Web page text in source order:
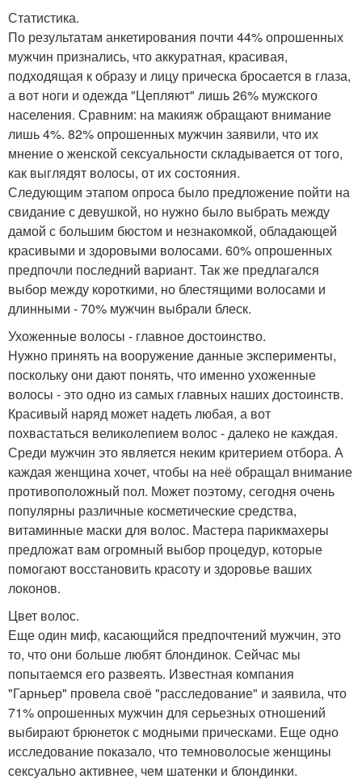
Статистика.
По результатам анкетирования почти 44% опрошенных
мужчин признались, что аккуратная, красивая,
подходящая к образу и лицу прическа бросается в глаза,
а вот ноги и одежда "Цепляют" лишь 26% мужского
населения. Сравним: на макияж обращают внимание
лишь 4%. 82% опрошенных мужчин заявили, что их
мнение о женской сексуальности складывается от того,
как выглядят волосы, от их состояния.
Следующим этапом опроса было предложение пойти на
свидание с девушкой, но нужно было выбрать между
дамой с большим бюстом и незнакомкой, обладающей
красивыми и здоровыми волосами. 60% опрошенных
предпочли последний вариант. Так же предлагался
выбор между короткими, но блестящими волосами и
длинными - 70% мужчин выбрали блеск.
Ухоженные волосы - главное достоинство.
Нужно принять на вооружение данные эксперименты,
поскольку они дают понять, что именно ухоженные
волосы - это одно из самых главных наших достоинств.
Красивый наряд может надеть любая, а вот
похвастаться великолепием волос - далеко не каждая.
Среди мужчин это является неким критерием отбора. А
каждая женщина хочет, чтобы на неё обращал внимание
противоположный пол. Может поэтому, сегодня очень
популярны различные косметические средства,
витаминные маски для волос. Мастера парикмахеры
предложат вам огромный выбор процедур, которые
помогают восстановить красоту и здоровье ваших
локонов.
Цвет волос.
Еще один миф, касающийся предпочтений мужчин, это
то, что они больше любят блондинок. Сейчас мы
попытаемся его развеять. Известная компания
"Гарньер" провела своё "расследование" и заявила, что
71% опрошенных мужчин для серьезных отношений
выбирают брюнеток с модными прическами. Еще одно
исследование показало, что темноволосые женщины
сексуально активнее, чем шатенки и блондинки.